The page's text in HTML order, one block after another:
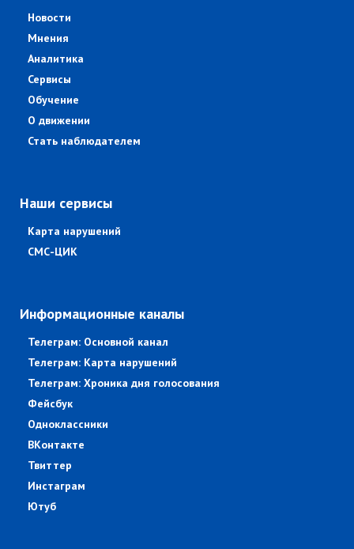
Новости
Мнения
Аналитика
Сервисы
Обучение
О движении
Стать наблюдателем
Наши сервисы
Карта нарушений
СМС-ЦИК
Информационные каналы
Телеграм: Основной канал
Телеграм: Карта нарушений
Телеграм: Хроника дня голосования
Фейсбук
Одноклассники
ВКонтакте
Твиттер
Инстаграм
Ютуб